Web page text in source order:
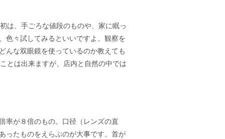
は、手ごろな値段のものや、家に眠っ
色々試してみるといいですよ。観察を
んな双眼鏡を使っているのか教えても
ことは出来ますが、店内と自然の中では
率が８倍のもの。口径（レンズの直
ったものをえらぶのが大事です。首が